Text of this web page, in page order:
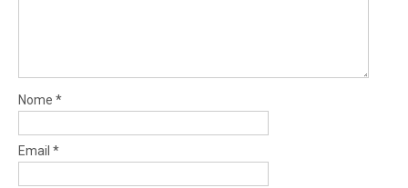
Nome *
Email *